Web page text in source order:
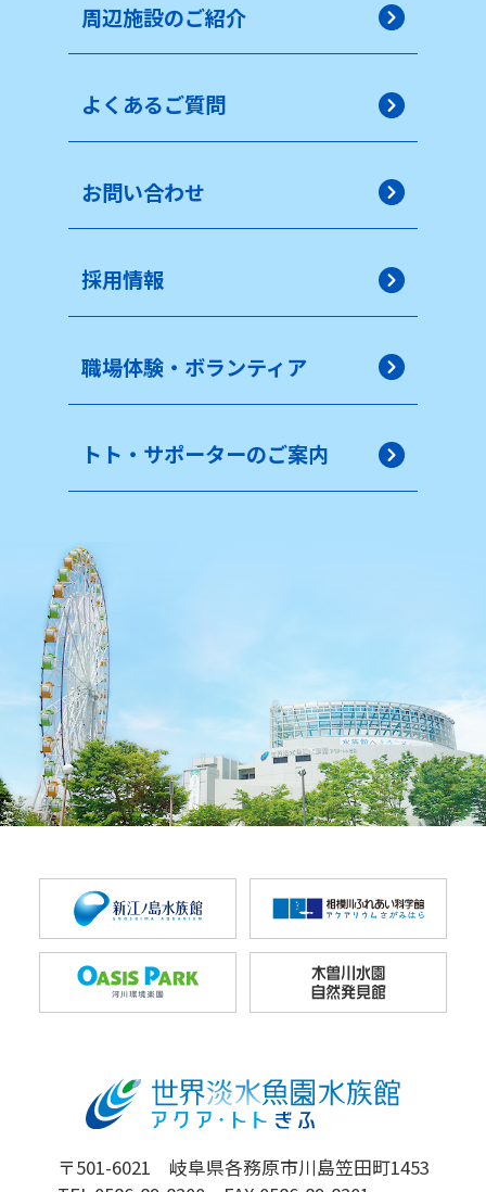
周辺施設のご紹介
よくあるご質問
お問い合わせ
採用情報
職場体験・ボランティア
トト・サポーターのご案内
〒501-6021 岐阜県各務原市川島笠田町1453